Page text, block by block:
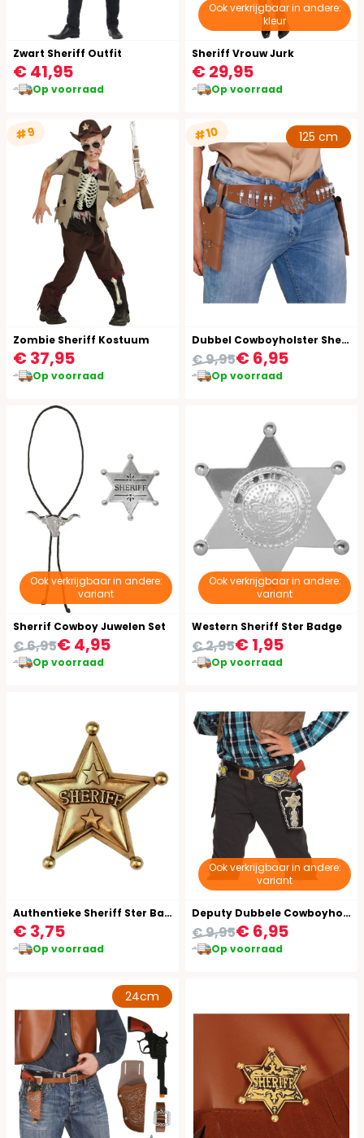
Zwart Sheriff Outfit
€ 41,95
Op voorraad
Ook verkrijgbaar in andere:
kleur
Sheriff Vrouw Jurk
€ 29,95
Op voorraad
#9
Zombie Sheriff Kostuum
€ 37,95
Op voorraad
#10 125 cm
Dubbel Cowboyholster Sheriff Bruin
€ 6,95
€ 9,95
Op voorraad
Ook verkrijgbaar in andere:
variant
Sherrif Cowboy Juwelen Set
€ 4,95
€ 6,95
Op voorraad
Ook verkrijgbaar in andere:
variant
Western Sheriff Ster Badge
€ 1,95
€ 2,95
Op voorraad
Authentieke Sheriff Ster Badge
€ 3,75
Op voorraad
Ook verkrijgbaar in andere:
variant
Deputy Dubbele Cowboyholsters
€ 6,95
€ 9,95
Op voorraad
24cm